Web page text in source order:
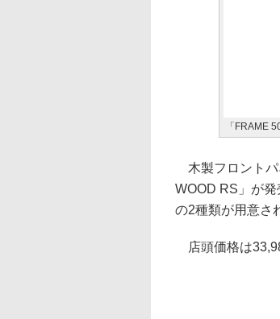
「FRAME
木製フロントパ
WOOD RS」が発
の2種類が用意さ
店頭価格は